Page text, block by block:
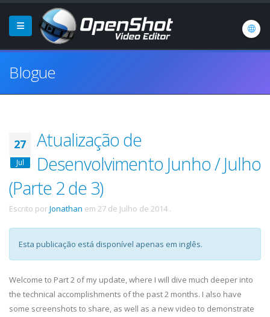
Blogue
27
Jul
Atualização de
Desenvolvimento Junho / Julho
(Parte 2 de 3)
Escrito porJonathan em 27 de Julho de 2014 .
Esta publicação está disponível apenas em inglês.
Welcome to Part 2 of my update, where I will dive much deeper into
the technical accomplishments of the past 2 months. I also have
some screenshots to share, as well as a new video to demonstrate